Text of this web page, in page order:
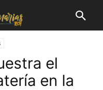
el
en la